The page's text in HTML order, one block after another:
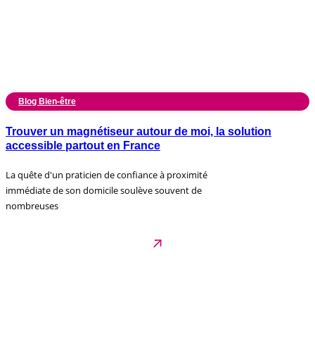
Blog Bien-être
Trouver un magnétiseur autour de moi, la solution
accessible partout en France
La quête d'un praticien de confiance à proximité
immédiate de son domicile soulève souvent de
nombreuses